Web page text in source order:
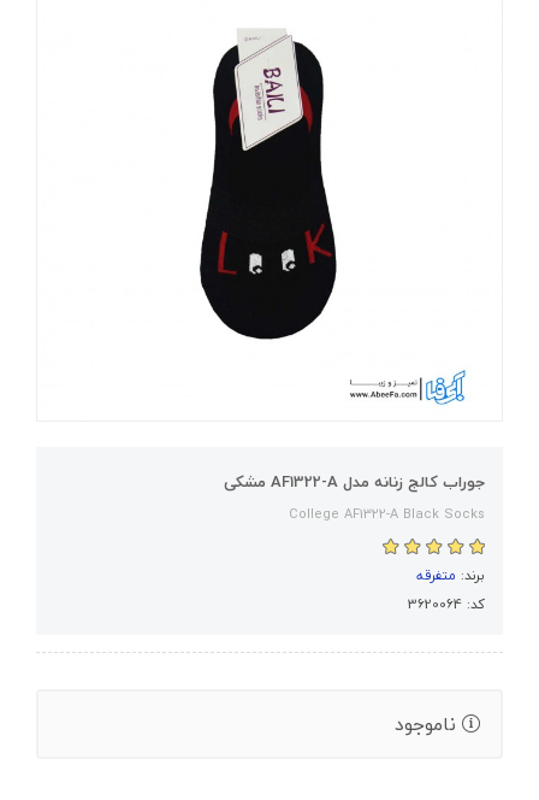
جوراب کالج زنانه مدل AF1322-A مشکی
College AF1322-A Black Socks
برند: متفرقه
کد: 3620064
ناموجود